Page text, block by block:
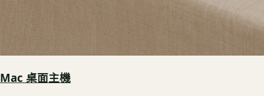
Mac 桌面主機